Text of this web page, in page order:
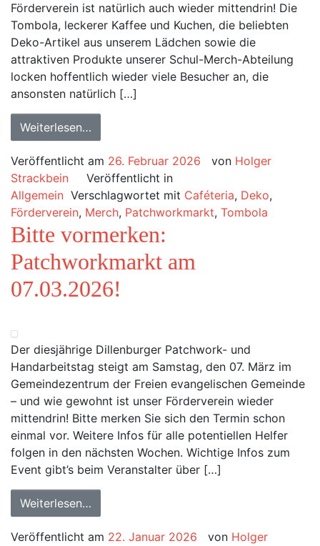
Förderverein ist natürlich auch wieder mittendrin! Die
Tombola, leckerer Kaffee und Kuchen, die beliebten
Deko-Artikel aus unserem Lädchen sowie die
attraktiven Produkte unserer Schul-Merch-Abteilung
locken hoffentlich wieder viele Besucher an, die
ansonsten natürlich […]
Weiterlesen…
Veröffentlicht am 26. Februar 2026 von Holger
Strackbein
Veröffentlicht in
Allgemein Verschlagwortet mit Caféteria, Deko,
Förderverein, Merch, Patchworkmarkt, Tombola
Bitte vormerken:
Patchworkmarkt am
07.03.2026!
Der diesjährige Dillenburger Patchwork- und
Handarbeitstag steigt am Samstag, den 07. März im
Gemeindezentrum der Freien evangelischen Gemeinde
– und wie gewohnt ist unser Förderverein wieder
mittendrin! Bitte merken Sie sich den Termin schon
einmal vor. Weitere Infos für alle potentiellen Helfer
folgen in den nächsten Wochen. Wichtige Infos zum
Event gibt’s beim Veranstalter über […]
Weiterlesen…
Veröffentlicht am 22. Januar 2026 von Holger